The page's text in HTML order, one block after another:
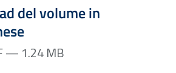
del volume in
— Dimensione 1.24 MB
— 1.24 MB